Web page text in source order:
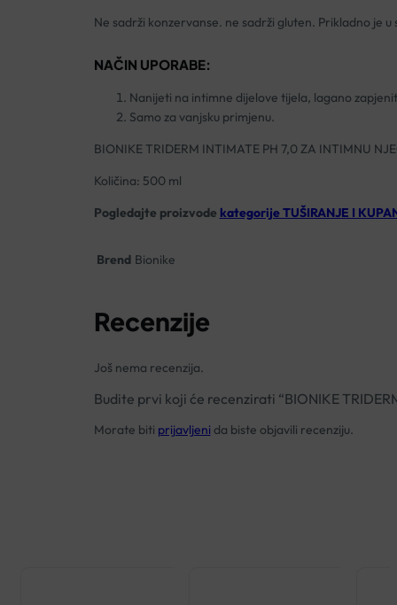
Ne sadrži konzervanse. ne sadrži gluten. Prikladno je
NAČIN UPORABE:
Nanijeti na intimne dijelove tijela, lagano
Samo za vanjsku primjenu.
BIONIKE TRIDERM INTIMATE PH 7,0 ZA INTIMNU
Količina: 500 ml
Pogledajte proizvode kategorije TUŠIRANJE I
Brend Bionike
Recenzije
Još nema recenzija.
Budite prvi koji će recenzirati “BIONIKE
Morate biti prijavljeni da biste objavili recenziju.